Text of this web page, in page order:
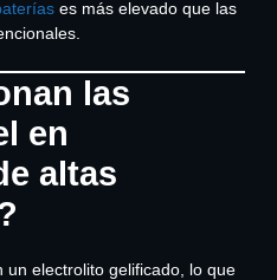
es más elevado que las
las
en
altas
un electrolito gelificado, lo que